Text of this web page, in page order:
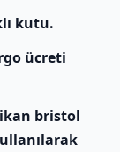
kutu.
ücreti
bristol